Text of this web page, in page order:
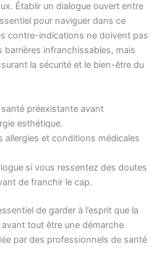
Établir un dialogue ouvert entre
pour naviguer dans ce
contre-indications ne doivent pas
barrières infranchissables, mais
la sécurité et le bien-être du
préexistante avant
esthétique.
allergies et conditions médicales
si vous ressentez des doutes
de franchir le cap.
de garder à l’esprit que la
tout être une démarche
par des professionnels de santé